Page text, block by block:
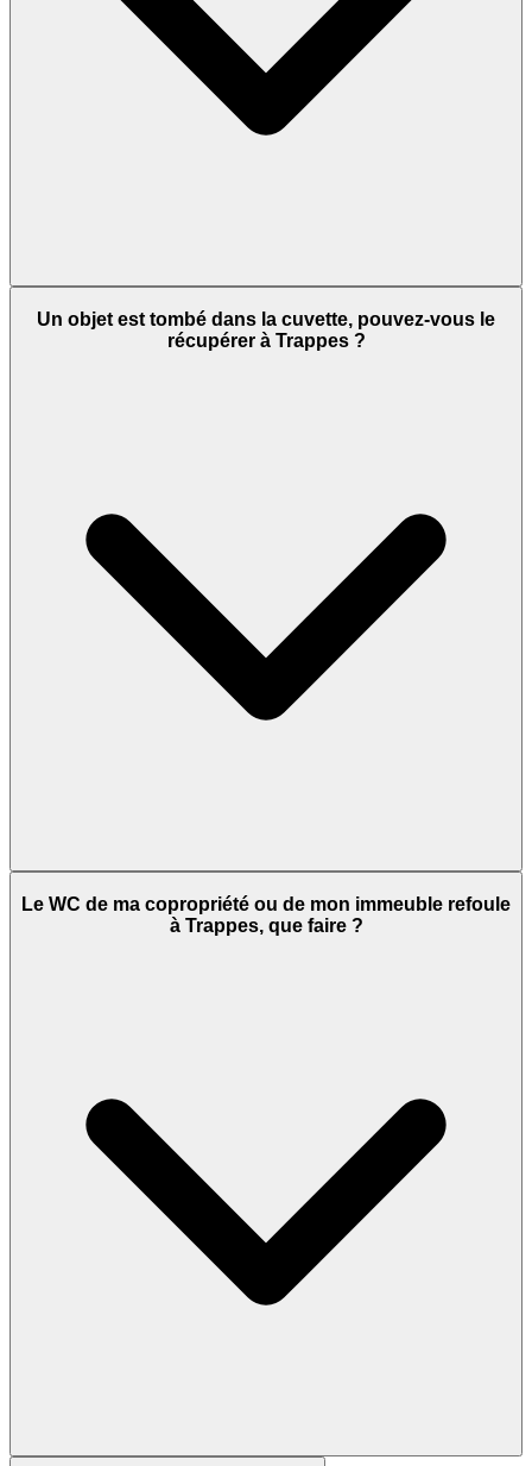
Un objet est tombé dans la cuvette, pouvez-vous le
récupérer à Trappes ?
Le WC de ma copropriété ou de mon immeuble refoule
à Trappes, que faire ?